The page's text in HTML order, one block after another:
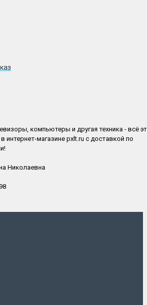
компьютеры и другая техника - всё
интернет-магазине pxlt.ru с доставкой по
Николаевна